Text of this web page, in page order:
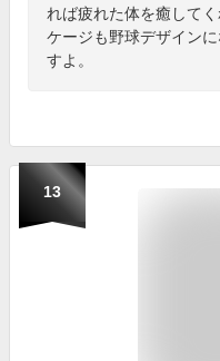
れば疲れた体を癒して
ケージも野球デザイン
すよ。
13